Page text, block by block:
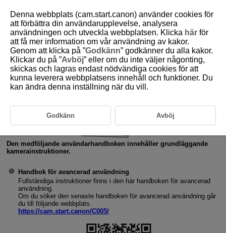
D180-005
Användarhandböcker
Den medföljande användarhandboken innehåller grundläggande
kamerainstruktioner.
Handbok för avancerad användning
Fullständiga instruktioner finns i den här handboken för avancerad
användning.
Om du söker den senaste handboken för avancerad användning går
du till följande webbplats.
https://cam.start.canon/C005/
Denna webbplats (cam.start.canon) använder cookies för
att förbättra din användarupplevelse, analysera
användningen och utveckla webbplatsen. Klicka här för
att få mer information om vår användning av kakor.
Genom att klicka på ”Godkänn” godkänner du alla kakor.
Klickar du på ”Avböj” eller om du inte väljer någonting,
skickas och lagras endast nödvändiga cookies för att
kunna leverera webbplatsens innehåll och funktioner. Du
kan ändra denna inställning när du vill.
Godkänn Avböj